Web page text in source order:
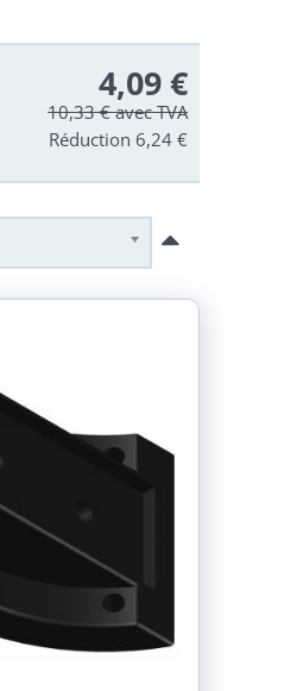
4,09 €
10,33 €avec TVA
Réduction 6,24 €